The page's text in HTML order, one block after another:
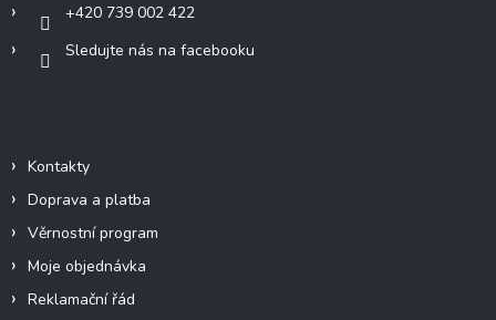
+420 739 002 422
Sledujte nás na facebooku
Kontakty
Doprava a platba
Věrnostní program
Moje objednávka
Reklamační řád